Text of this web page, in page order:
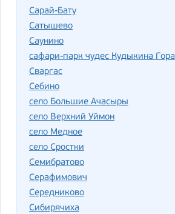
Сарай-Бату
Сатышево
Саунино
сафари-парк чудес Кудыкина Гора
Сваргас
Себино
село Большие Ачасыры
село Верхний Уймон
село Медное
село Сростки
Семибратово
Серафимович
Середниково
Сибирячиха